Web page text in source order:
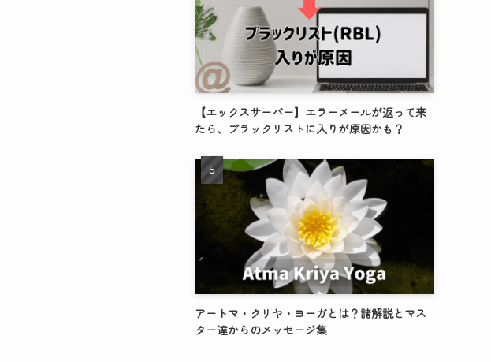
【エックスサーバー】エラーメールが返って来
たら、ブラックリストに入りが原因かも？
アートマ・クリヤ・ヨーガとは？諸解説とマス
ター達からのメッセージ集